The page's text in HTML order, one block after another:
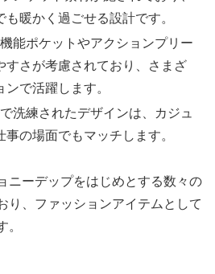
暖かく過ごせる設計です。
能ポケットやアクションプリー
すさが考慮されており、さまざ
で活躍します。
洗練されたデザインは、カジュ
の場面でもマッチします。
ニーデップをはじめとする数々の
り、ファッションアイテムとして
。